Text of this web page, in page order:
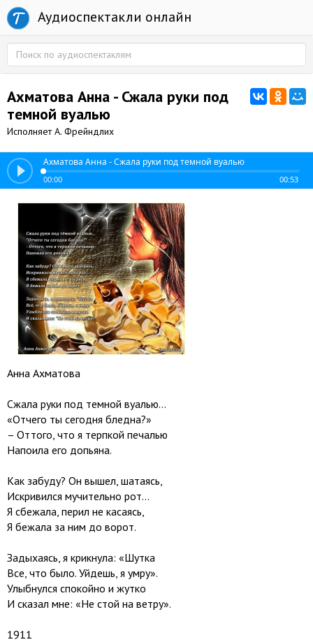
Аудиоспектакли онлайн
Ахматова Анна - Сжала руки под
темной вуалью
Исполняет А. Фрейндлих
Ахматова Анна - Сжала руки под темной вуалью
00:00 00:53
Анна Ахматова
Сжала руки под темной вуалью…
«Отчего ты сегодня бледна?»
– Оттого, что я терпкой печалью
Напоила его допьяна.
Как забуду? Он вышел, шатаясь,
Искривился мучительно рот…
Я сбежала, перил не касаясь,
Я бежала за ним до ворот.
Задыхаясь, я крикнула: «Шутка
Все, что было. Уйдешь, я умру».
Улыбнулся спокойно и жутко
И сказал мне: «Не стой на ветру».
1911